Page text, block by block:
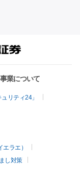
業について
リティ24」
ラエ）
し対策